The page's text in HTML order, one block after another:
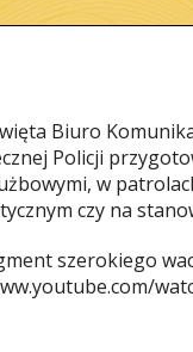
Biuro
Policji
w
czy na
szerokiego